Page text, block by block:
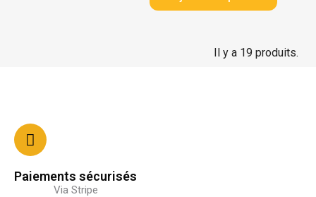
Il y a 19 produits.
Paiements sécurisés
Via Stripe